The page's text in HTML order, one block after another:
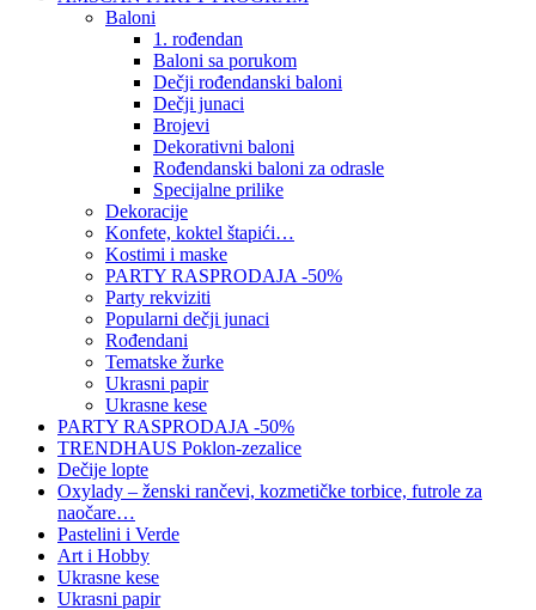
Baloni
1. rođendan
Baloni sa porukom
Dečji rođendanski baloni
Dečji junaci
Brojevi
Dekorativni baloni
Rođendanski baloni za odrasle
Specijalne prilike
Dekoracije
Konfete, koktel štapići…
Kostimi i maske
PARTY RASPRODAJA -50%
Party rekviziti
Popularni dečji junaci
Rođendani
Tematske žurke
Ukrasni papir
Ukrasne kese
PARTY RASPRODAJA -50%
TRENDHAUS Poklon-zezalice
Dečije lopte
Oxylady – ženski rančevi, kozmetičke torbice, futrole za
naočare…
Pastelini i Verde
Art i Hobby
Ukrasne kese
Ukrasni papir